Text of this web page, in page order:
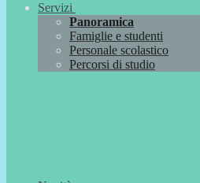
Servizi
Panoramica
Famiglie e studenti
Personale scolastico
Percorsi di studio